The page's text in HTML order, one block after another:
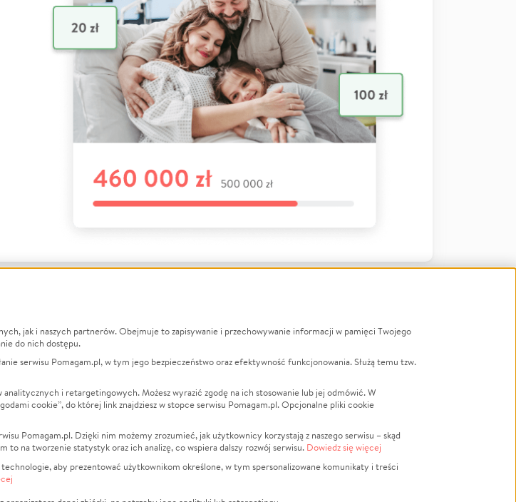
nas
Raporty
darmo
NGO
Fundacja Pomagam.pl
Zbieraj na
Leczenie
Zwierzęta
Pożar
Sport
Pomoc Finansowa
Pogrzeb
LGBTQ+
Powódź
Wichura
Religia
Edukacja
jak i naszych partnerów. Obejmuje to zapisywanie i przechowywanie informacji w pamięci Twojego
do nich dostępu.
serwisu Pomagam.pl, w tym jego bezpieczeństwo oraz efektywność funkcjonowania. Służą temu tzw.
i retargetingowych. Możesz wyrazić zgodę na ich stosowanie lub jej odmówić. W
cookie”, do której link znajdziesz w stopce serwisu Pomagam.pl. Opcjonalne pliki cookie
Pomagam.pl. Dzięki nim możemy zrozumieć, jak użytkownicy korzystają z naszego serwisu – skąd
to na tworzenie statystyk oraz ich analizę, co wspiera dalszy rozwój serwisu. Dowiedz się więcej
aby prezentować użytkownikom określone, w tym spersonalizowane komunikaty i treści